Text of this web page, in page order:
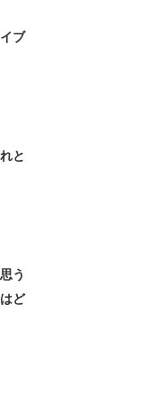
ブ
と
う
ど